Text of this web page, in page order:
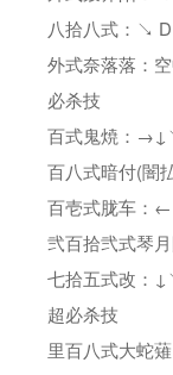
八拾八式：↘ D
外式奈落落：
必杀技
百式鬼焼：
百八式暗付(闇
百壱式胧车：
弐百拾弐式琴
七拾五式改：
超必杀技
里百八式大蛇